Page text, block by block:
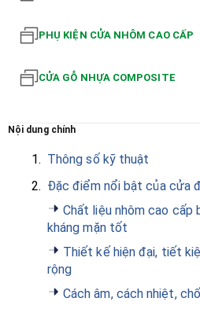
PHỤ KIỆN CỬA NHÔM CAO CẤP
CỬA GỖ NHỰA COMPOSITE
Nội dung chính
1. Thông số kỹ thuật
2. Đặc điểm nổi bật của cửa
Chất liệu nhôm cao cấp
kháng mặn tốt
Thiết kế hiện đại, tiết
rộng
Cách âm, cách nhiệt,